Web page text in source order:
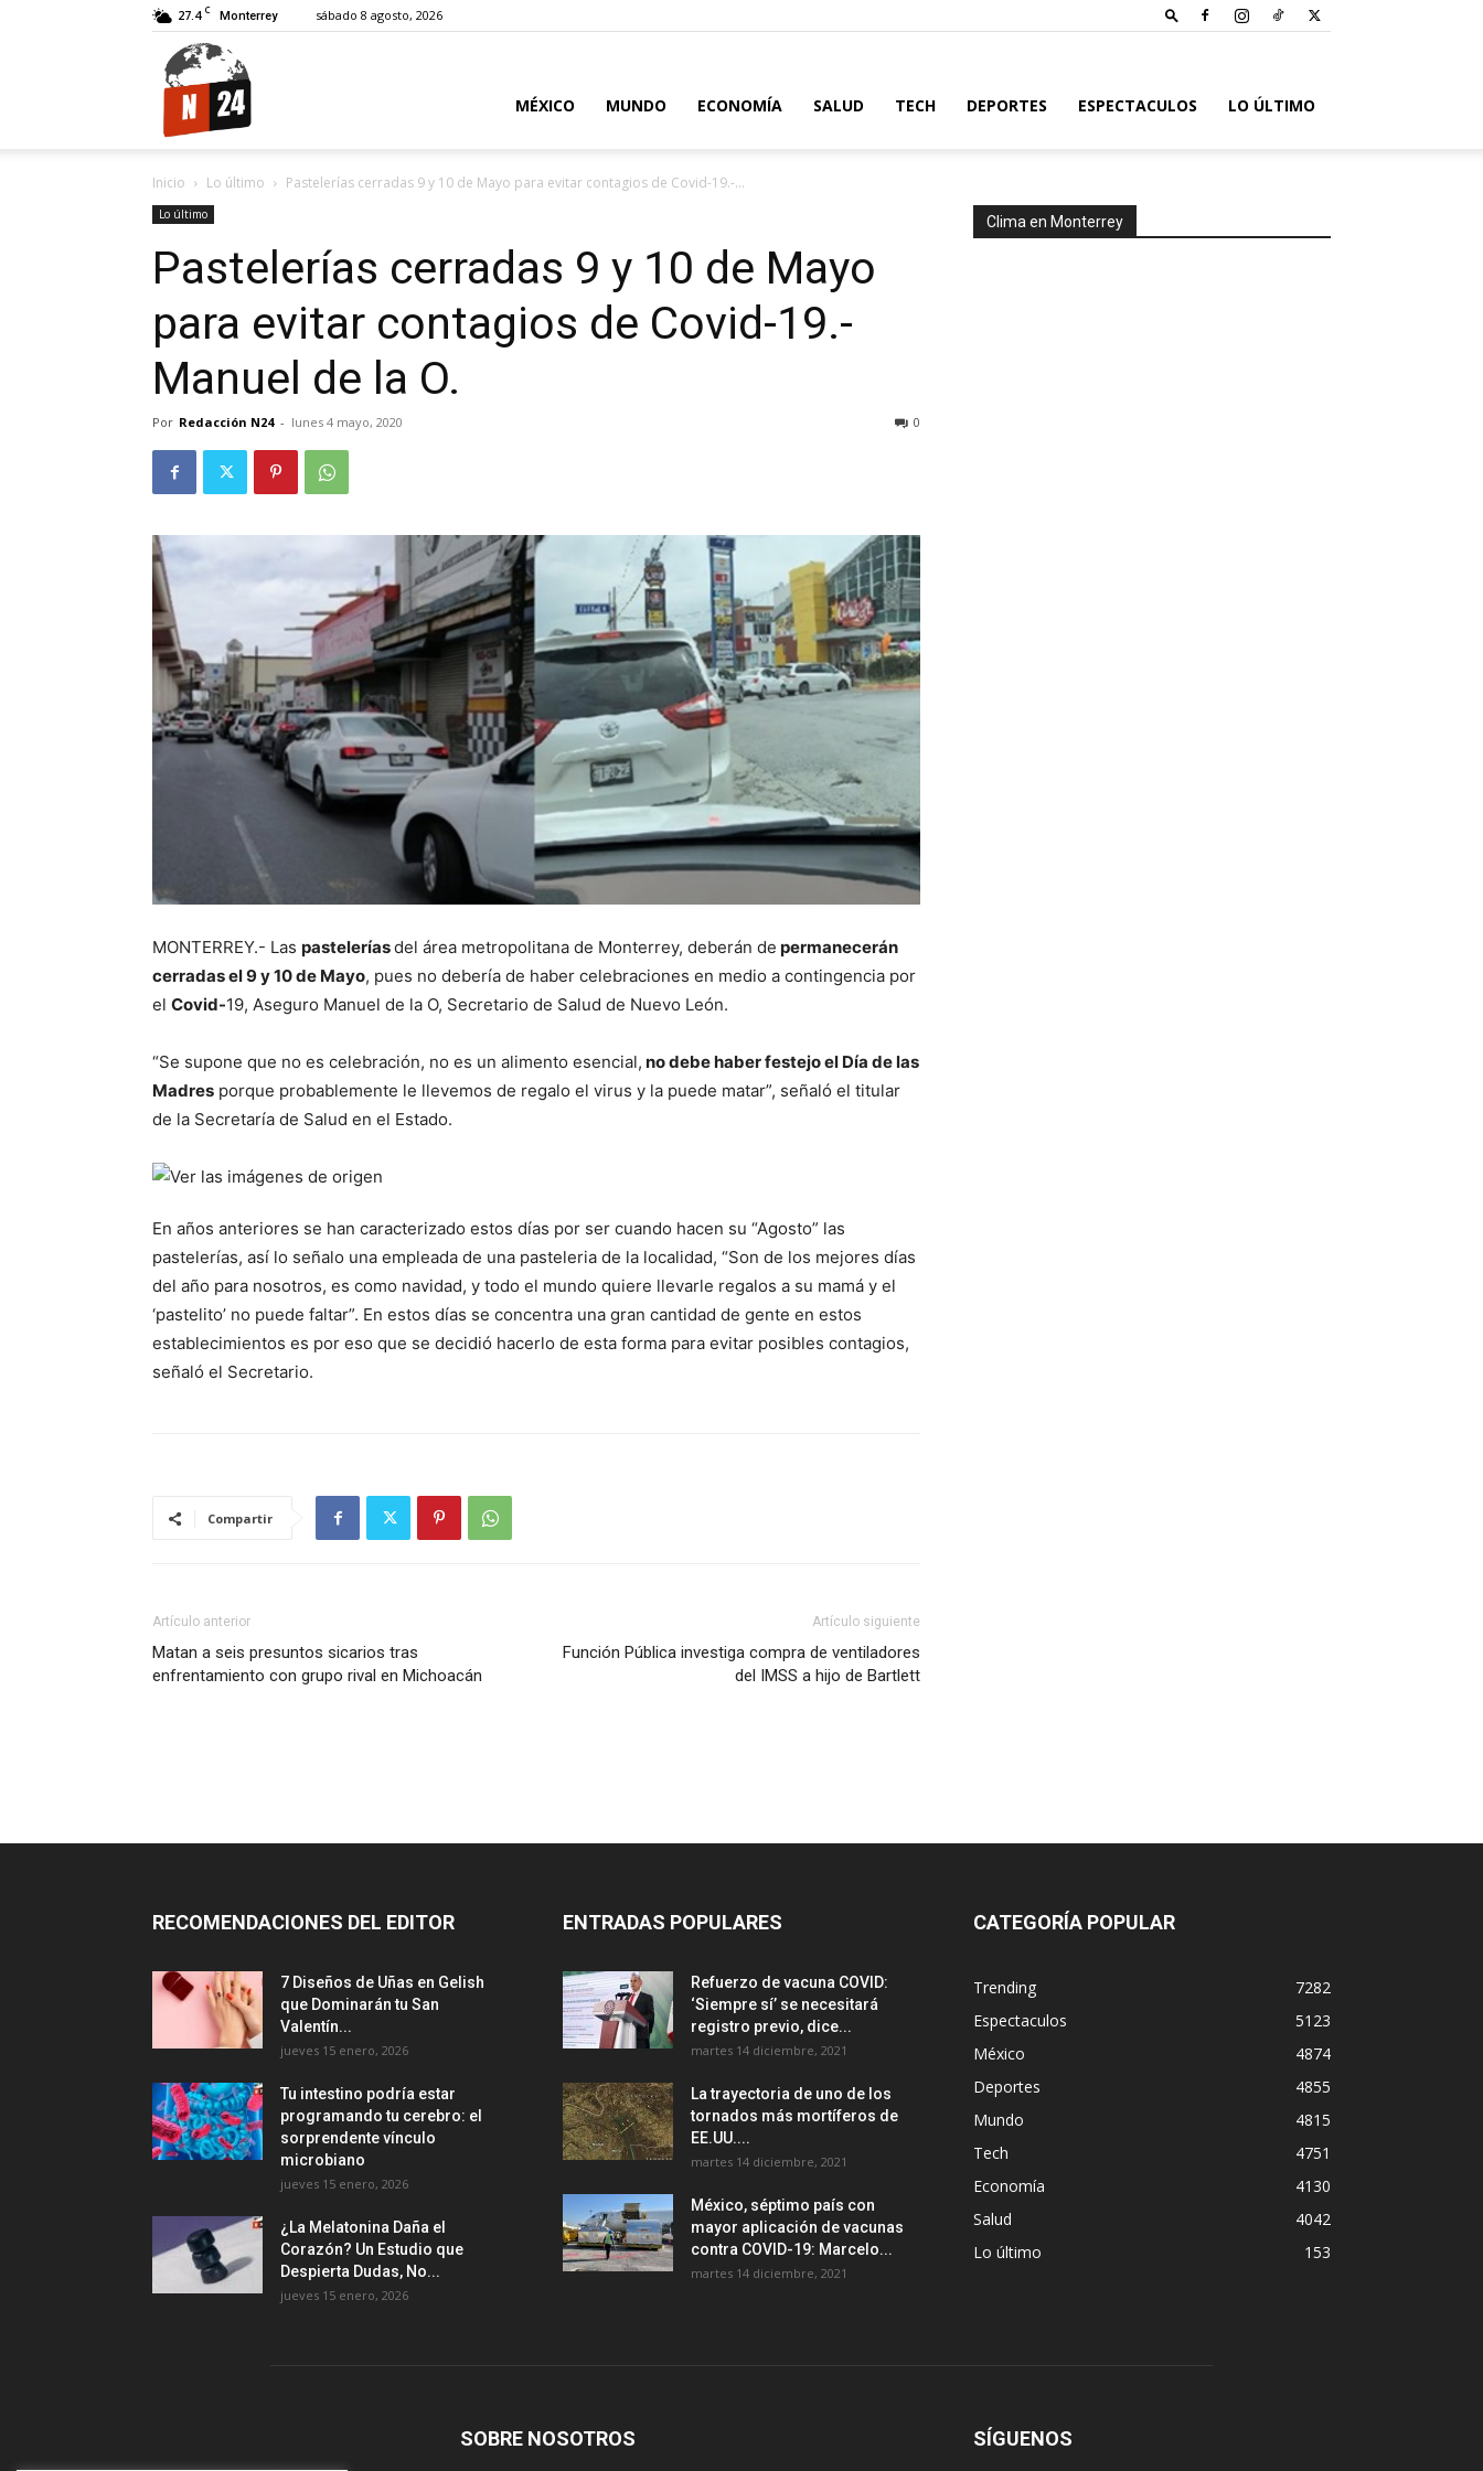
27.4 C Monterrey sábado 8 agosto, 2026
MÉXICO MUNDO ECONOMÍA SALUD TECH DEPORTES ESPECTACULOS LO ÚLTIMO
Inicio Lo último Pastelerías cerradas 9 y 10 de Mayo para evitar contagios de Covid-19.-...
Lo último
Pastelerías cerradas 9 y 10 de Mayo
para evitar contagios de Covid-19.-
Manuel de la O.
Por Redacción N24 - lunes 4 mayo, 2020 0
MONTERREY.- Las pasteleríasdel área metropolitana de Monterrey, deberán de permanecerán
cerradas el 9 y 10 de Mayo, pues no debería de haber celebraciones en medio a contingencia por
el Covid-19, Aseguro Manuel de la O, Secretario de Salud de Nuevo León.
“Se supone que no es celebración, no es un alimento esencial, no debe haber festejo el Día de las
Madres porque probablemente le llevemos de regalo el virus y la puede matar”, señaló el titular
de la Secretaría de Salud en el Estado.
En años anteriores se han caracterizado estos días por ser cuando hacen su “Agosto” las
pastelerías, así lo señalo una empleada de una pasteleria de la localidad, “Son de los mejores días
del año para nosotros, es como navidad, y todo el mundo quiere llevarle regalos a su mamá y el
‘pastelito’ no puede faltar”. En estos días se concentra una gran cantidad de gente en estos
establecimientos es por eso que se decidió hacerlo de esta forma para evitar posibles contagios,
señaló el Secretario.
Compartir
Artículo anterior
Matan a seis presuntos sicarios tras
enfrentamiento con grupo rival en Michoacán
Artículo siguiente
Función Pública investiga compra de ventiladores
del IMSS a hijo de Bartlett
Clima en Monterrey
RECOMENDACIONES DEL EDITOR
7 Diseños de Uñas en Gelish
que Dominarán tu San
Valentín...
jueves 15 enero, 2026
Tu intestino podría estar
programando tu cerebro: el
sorprendente vínculo
microbiano
jueves 15 enero, 2026
¿La Melatonina Daña el
Corazón? Un Estudio que
Despierta Dudas, No...
jueves 15 enero, 2026
ENTRADAS POPULARES
Refuerzo de vacuna COVID:
‘Siempre sí’ se necesitará
registro previo, dice...
martes 14 diciembre, 2021
La trayectoria de uno de los
tornados más mortíferos de
EE.UU....
martes 14 diciembre, 2021
México, séptimo país con
mayor aplicación de vacunas
contra COVID-19: Marcelo...
martes 14 diciembre, 2021
CATEGORÍA POPULAR
Trending
7282
Espectaculos
5123
México
4874
Deportes
4855
Mundo
4815
Tech
4751
Economía
4130
Salud
4042
Lo último
153
SOBRE NOSOTROS SÍGUENOS